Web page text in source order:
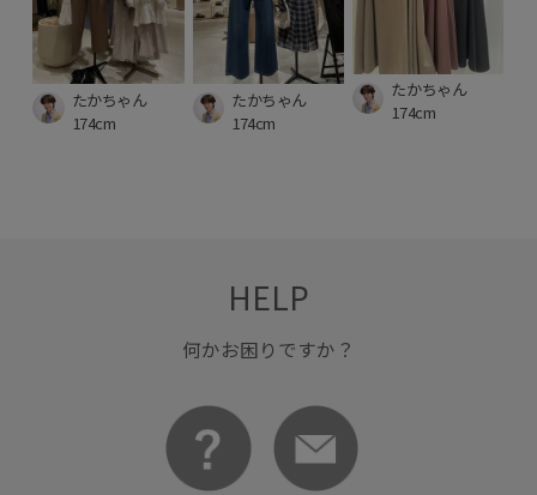
たかちゃん
174cm
たかちゃん
174cm
たかちゃん
174cm
HELP
何かお困りですか？